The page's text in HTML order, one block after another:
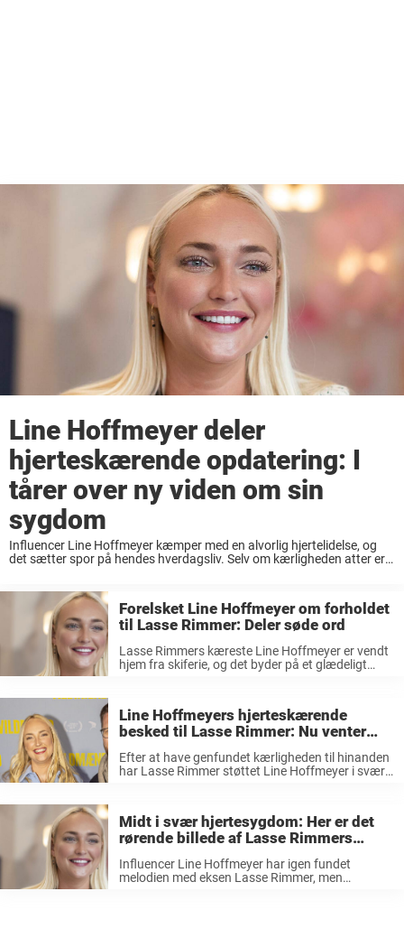
Line Hoffmeyer deler
hjerteskærende opdatering: I
tårer over ny viden om sin
sygdom
Influencer Line Hoffmeyer kæmper med en alvorlig hjertelidelse, og
det sætter spor på hendes hverdagsliv. Selv om kærligheden atter er
Forelsket Line Hoffmeyer om forholdet
til Lasse Rimmer: Deler søde ord
Lasse Rimmers kæreste Line Hoffmeyer er vendt
hjem fra skiferie, og det byder på et glædeligt
hendes hjertesygdom, så har ...
Line Hoffmeyers hjerteskærende
besked til Lasse Rimmer: Nu venter
afgørende besked fra lægerne
Efter at have genfundet kærligheden til hinanden
har Lasse Rimmer støttet Line Hoffmeyer i svær
tegn for Line Hoffmeyer og Lasse ...
Midt i svær hjertesygdom: Her er det
rørende billede af Lasse Rimmers
støtte til kæresten
Influencer Line Hoffmeyer har igen fundet
melodien med eksen Lasse Rimmer, men